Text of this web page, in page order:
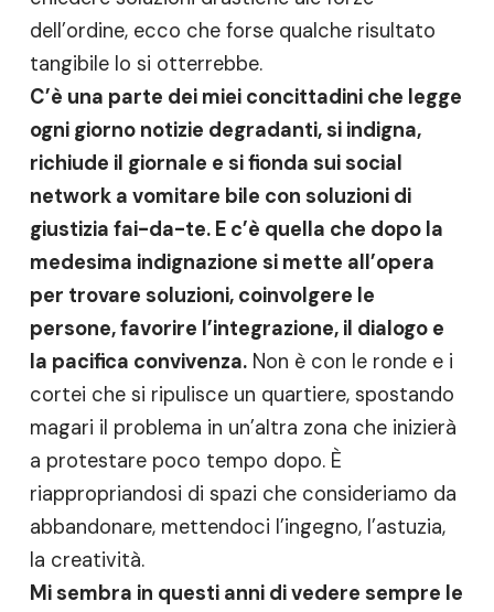
dell’ordine, ecco che forse qualche risultato
tangibile lo si otterrebbe.
C’è una parte dei miei concittadini che legge
ogni giorno notizie degradanti, si indigna,
richiude il giornale e si fionda sui social
network a vomitare bile con soluzioni di
giustizia fai-da-te. E c’è quella che dopo la
medesima indignazione si mette all’opera
per trovare soluzioni, coinvolgere le
persone, favorire l’integrazione, il dialogo e
la pacifica convivenza.Non è con le ronde e i
cortei che si ripulisce un quartiere, spostando
magari il problema in un’altra zona che inizierà
a protestare poco tempo dopo. È
riappropriandosi di spazi che consideriamo da
abbandonare, mettendoci l’ingegno, l’astuzia,
la creatività.
Mi sembra in questi anni di vedere sempre le